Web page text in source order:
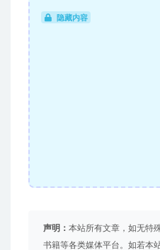
隐藏内容
声明： 本站所有文章，如无特
书籍等各类媒体平台。如若本